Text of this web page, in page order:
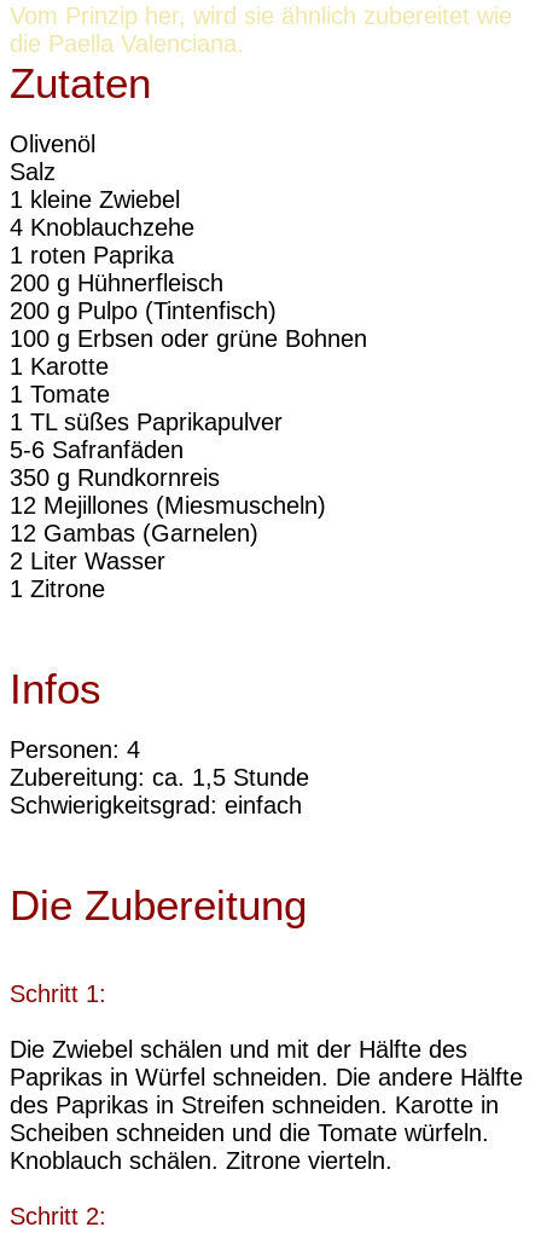
Vom Prinzip her, wird sie ähnlich zubereitet wie
die Paella Valenciana.
Zutaten
Olivenöl
Salz
1 kleine Zwiebel
4 Knoblauchzehe
1 roten Paprika
200 g Hühnerfleisch
200 g Pulpo (Tintenfisch)
100 g Erbsen oder grüne Bohnen
1 Karotte
1 Tomate
1 TL süßes Paprikapulver
5-6 Safranfäden
350 g Rundkornreis
12 Mejillones (Miesmuscheln)
12 Gambas (Garnelen)
2 Liter Wasser
1 Zitrone
Infos
Personen: 4
Zubereitung: ca. 1,5 Stunde
Schwierigkeitsgrad: einfach
Die Zubereitung
Schritt 1:
Die Zwiebel schälen und mit der Hälfte des
Paprikas in Würfel schneiden. Die andere Hälfte
des Paprikas in Streifen schneiden. Karotte in
Scheiben schneiden und die Tomate würfeln.
Knoblauch schälen. Zitrone vierteln.
Schritt 2: